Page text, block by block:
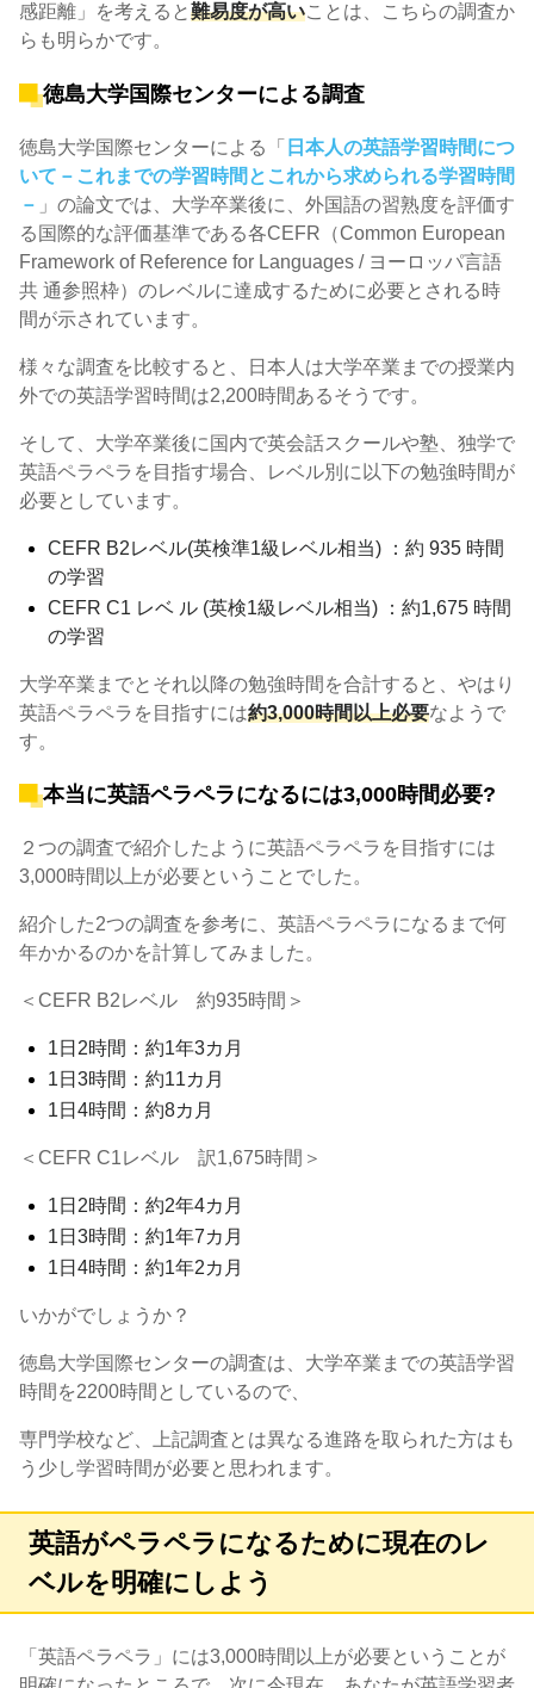
感距離」を考えると難易度が高いことは、こちらの調査か
らも明らかです。
徳島大学国際センターによる調査
徳島大学国際センターによる「 日本人の英語学習時間につ
いて－これまでの学習時間とこれから求められる学習時間
－ 」の論文では、大学卒業後に、外国語の習熟度を評価す
る国際的な評価基準である各CEFR（Common European
Framework of Reference for Languages / ヨーロッパ言語
共 通参照枠）のレベルに達成するために必要とされる時
間が示されています。
様々な調査を比較すると、日本人は大学卒業までの授業内
外での英語学習時間は2,200時間あるそうです。
そして、大学卒業後に国内で英会話スクールや塾、独学で
英語ペラペラを目指す場合、レベル別に以下の勉強時間が
必要としています。
CEFR B2レベル(英検準1級レベル相当) ：約 935 時間
の学習
CEFR C1 レベ ル (英検1級レベル相当) ：約1,675 時間
の学習
大学卒業までとそれ以降の勉強時間を合計すると、やはり
英語ペラペラを目指すには約3,000時間以上必要なようで
す。
本当に英語ペラペラになるには3,000時間必要?
２つの調査で紹介したように英語ペラペラを目指すには
3,000時間以上が必要ということでした。
紹介した2つの調査を参考に、英語ペラペラになるまで何
年かかるのかを計算してみました。
＜CEFR B2レベル 約935時間＞
1日2時間：約1年3カ月
1日3時間：約11カ月
1日4時間：約8カ月
＜CEFR C1レベル 訳1,675時間＞
1日2時間：約2年4カ月
1日3時間：約1年7カ月
1日4時間：約1年2カ月
いかがでしょうか？
徳島大学国際センターの調査は、大学卒業までの英語学習
時間を2200時間としているので、
専門学校など、上記調査とは異なる進路を取られた方はも
う少し学習時間が必要と思われます。
英語がペラペラになるために現在のレ
ベルを明確にしよう
「英語ペラペラ」には3,000時間以上が必要ということが